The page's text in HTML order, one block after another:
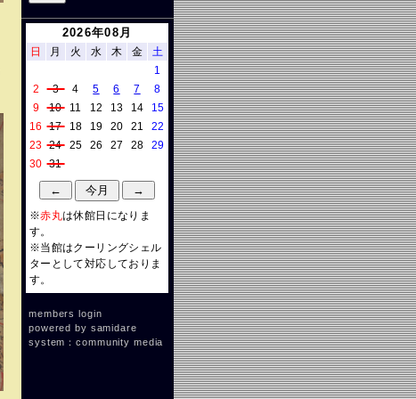
2026年08月
日 月 火 水 木 金
土
1
2
3 4 5 6 7
8
9
10 11 12 13 14
15
16
17 18 19 20 21
22
23 24 25 26 27 28
29
30 31
※赤丸は休館日になりま
す。
※当館はクーリングシェル
ターとして対応しておりま
す。
members login
powered by samidare
system：community media